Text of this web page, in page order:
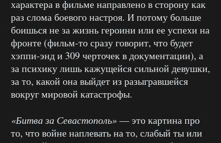
характера в фильменаправленов сторону как
раз слома боевого настроя. И потому больше
боишься не за жизнь героини или ееуспехи на
фронте (фильм-то сразу говорит, что будет
хэппи-энди 309черточекв документации), а
за психику лишь кажущейся сильной девушки,
за то, какой она выйдет из разыгравшейся
вокруг мировой катастрофы.
«Битва за Севастополь»—это картина про
то, что войне наплевать на то, слабый ты или